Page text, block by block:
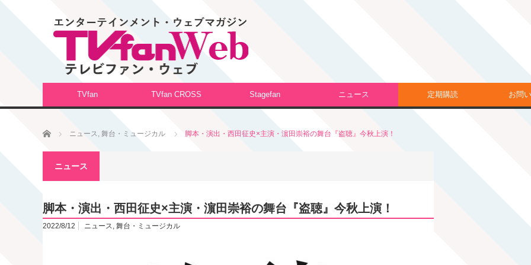
TVfan TVfan CROSS Stagefan ニュース 定期購読 お問
ホーム ニュース, 舞台・ミュージカル 脚本・演出・西田征史×主演・濵田崇裕の舞台『盗聴』今秋上演！
ニュース
脚本・演出・西田征史×主演・濵田崇裕の舞台『盗聴』今秋上演！
2022/8/12 ニュース, 舞台・ミュージカル